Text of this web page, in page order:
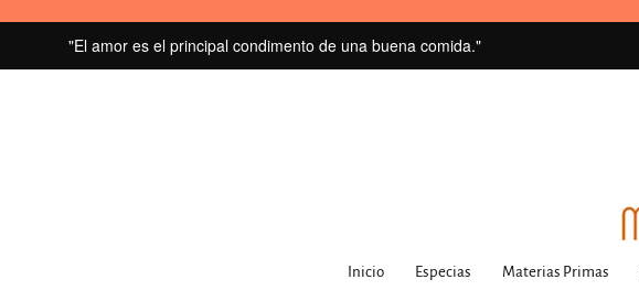
"El amor es el principal condimento de una buena comida."
Inicio Especias Materias Primas